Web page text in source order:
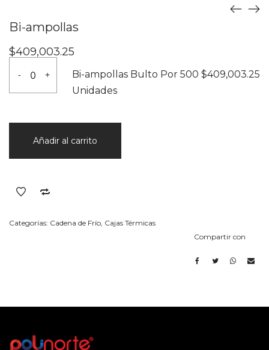
Bi-ampollas
$409,003.25
-
ampollas
Bulto
Unidades
cantidad
+
Bi-ampollas Bulto Por 500
Unidades
$409,003.25
Añadir al carrito
Categorías: Cadena de Frío Cajas Térmicas
Compartir con